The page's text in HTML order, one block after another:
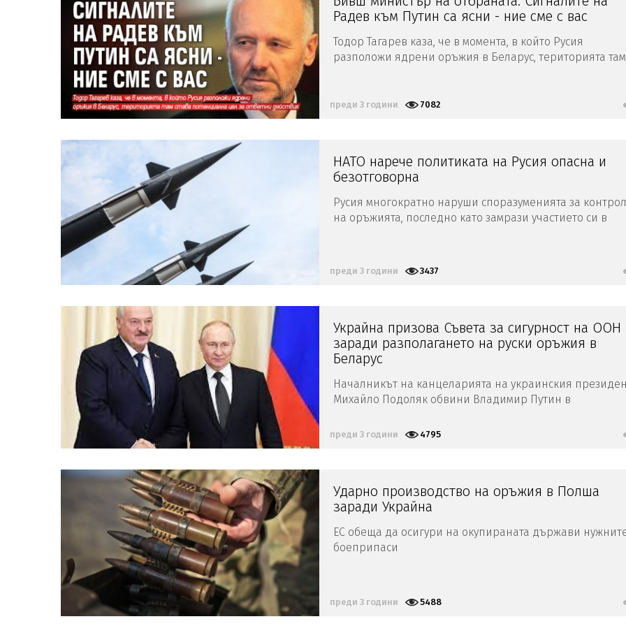
Радев към Путин са ясни - ние сме с вас
Тодор Тагарев каза, че в момента, в който Русия
разположи ядрени оръжия в Беларус, територията там
преди 3 години 7082
НАТО нарече политиката на Русия опасна и
безотговорна
Русия многократно наруши споразуменията за контрол
на оръжията, последно като замрази участието си в
преди 3 години 3437
Украйна призова Съвета за сигурност на ООН
заради разполагането на руски оръжия в
Беларус
Началникът на канцеларията на украинския
Михайло Подоляк обвини Владимир Путин в
ядрено оръжие"
преди 3 години 4795
Ударно производство на оръжия в Полша
заради Украйна
ЕС обеща да осигури на окупираната държави
боеприпаси
преди 3 години 5488